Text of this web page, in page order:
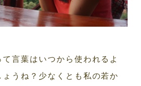
て言葉はいつから使われるよ
ょうね？少なくとも私の若か